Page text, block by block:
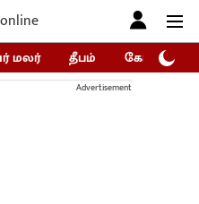
மலர் தீபம் கோகுலம்/
Advertisement